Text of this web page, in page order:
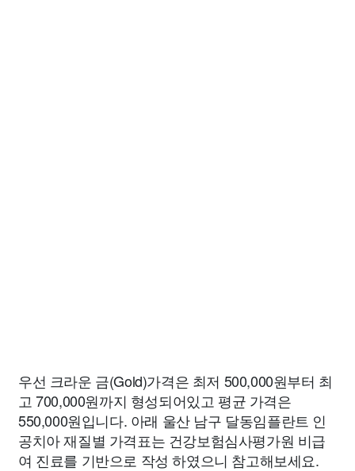
우선 크라운 금(Gold)가격은 최저 500,000원부터 최
고 700,000원까지 형성되어있고 평균 가격은
550,000원입니다. 아래 울산 남구 달동임플란트 인
공치아 재질별 가격표는 건강보험심사평가원 비급
여 진료를 기반으로 작성 하였으니 참고해보세요.